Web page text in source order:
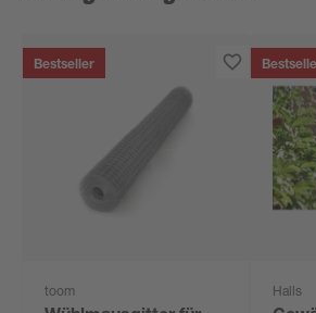
Bestseller
toom Halls